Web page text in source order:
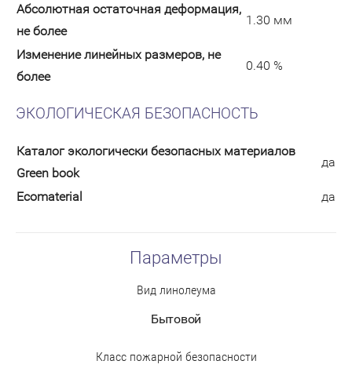
Абсолютная остаточная деформация,
не более
1.30 мм
Изменение линейных размеров, не
более
0.40 %
ЭКОЛОГИЧЕСКАЯ БЕЗОПАСНОСТЬ
Каталог экологически безопасных материалов
Green book
да
Ecomaterial да
Параметры
Вид линолеума
Бытовой
Класс пожарной безопасности